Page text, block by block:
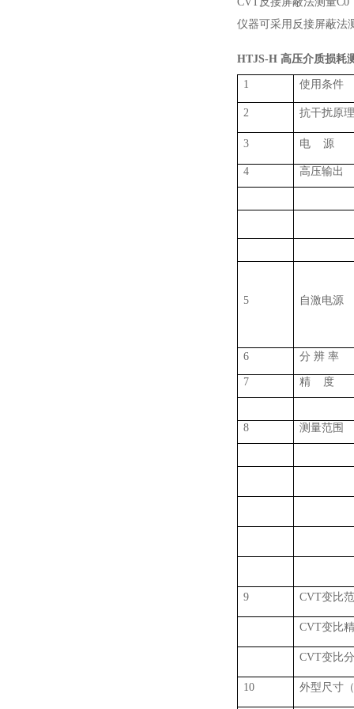
仪器可采用反接屏蔽法
HTJS-H 高压介质损耗
1 使用条件
2 抗干扰原理
3 电 源
4 高压输出
5 自激电源
6 分 辨 率
7 精 度
8 测量范围
9 CVT变比
CVT变比
CVT变比
10 外型尺寸